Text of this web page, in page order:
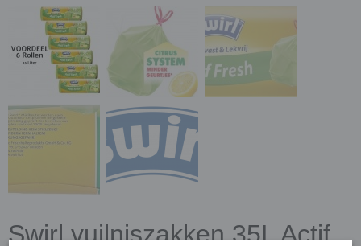
Swirl vuilniszakken 35L Actif